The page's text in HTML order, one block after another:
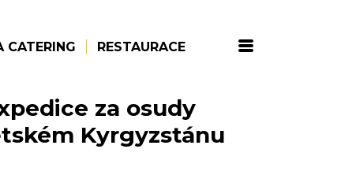
CATERING RESTAURACE
za osudy
Kyrgyzstánu